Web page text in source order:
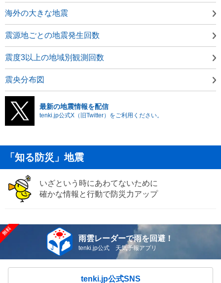
海外の大きな地震
震源地ごとの地震発生回数
震度3以上の地域別観測回数
震央分布図
最新の地震情報を配信
tenki.jp公式X（旧Twitter）をご利用ください。
「知る防災」地震
いざという時にあわてないために
確かな情報と行動で防災力アップ
雨雲レーダーで雨を回避！
tenki.jp公式 天気予報アプリ
tenki.jp公式SNS